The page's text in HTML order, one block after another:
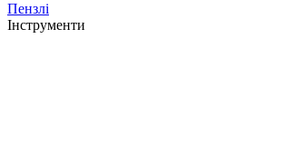
Пензлі
Інструменти